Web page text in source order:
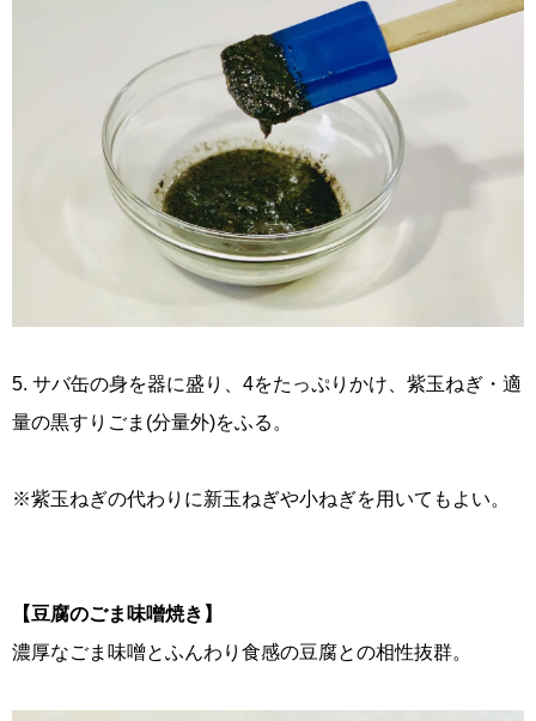
5. サバ缶の身を器に盛り、4をたっぷりかけ、紫玉ねぎ・適
量の黒すりごま(分量外)をふる。
※紫玉ねぎの代わりに新玉ねぎや小ねぎを用いてもよい。
【豆腐のごま味噌焼き】
濃厚なごま味噌とふんわり食感の豆腐との相性抜群。